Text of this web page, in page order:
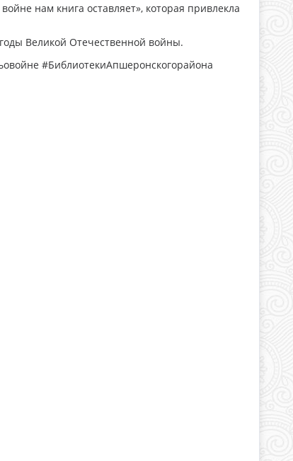
нам книга оставляет», которая привлекла
Великой Отечественной войны.
#БиблиотекиАпшеронскогорайона